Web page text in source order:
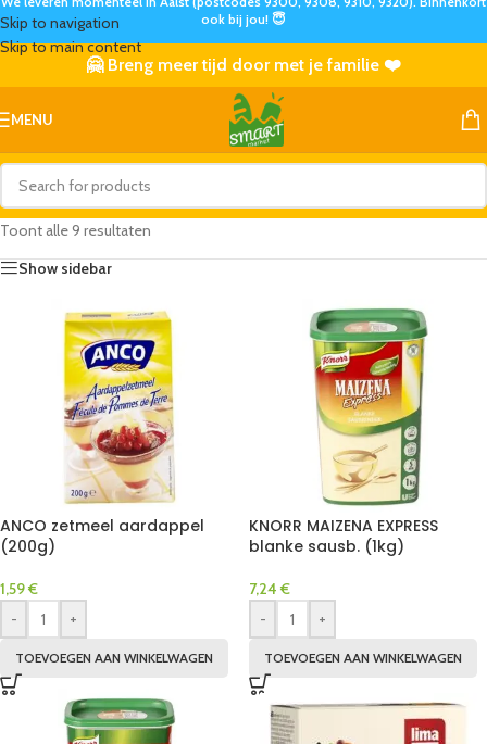
Skip to navigation
Skip to main content
ook bij jou! 😇
🤗 Breng meer tijd door met je familie ❤️
MENU
Toont alle 9 resultaten
Show sidebar
ANCO zetmeel aardappel
(200g)
1,59€
-
+
TOEVOEGEN AAN WINKELWAGEN
KNORR MAIZENA EXPRESS
blanke sausb. (1kg)
7,24 €
-
+
TOEVOEGEN AAN WINKELWAGEN